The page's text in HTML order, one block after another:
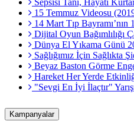
Sepsisi Tanı, Hayatı
15 Temmuz Videosu
14 Mart Tıp Bayramı’nın
Dijital Oyun Bağımlılığı
Dünya El Yıkama Günü
Sağlığımız İçin Sağlıkta
Beyaz Baston Görme
Hareket Her Yerde
"Sevgi En İyi İlaçtır"
Kampanyalar